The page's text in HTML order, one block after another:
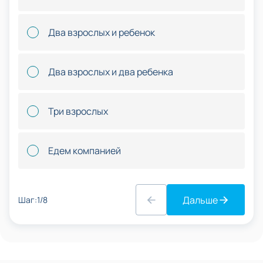
Два взрослых и ребенок
Два взрослых и два ребенка
Три взрослых
Едем компанией
Шаг:1/8 Дальше